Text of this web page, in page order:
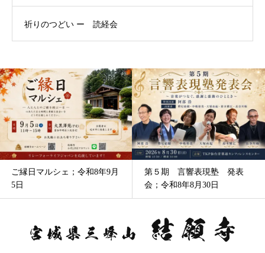
祈りのつどい ー 読経会
ご縁日マルシェ；令和8年9月
5日
第５期 言響表現塾 発表
会；令和8年8月30日